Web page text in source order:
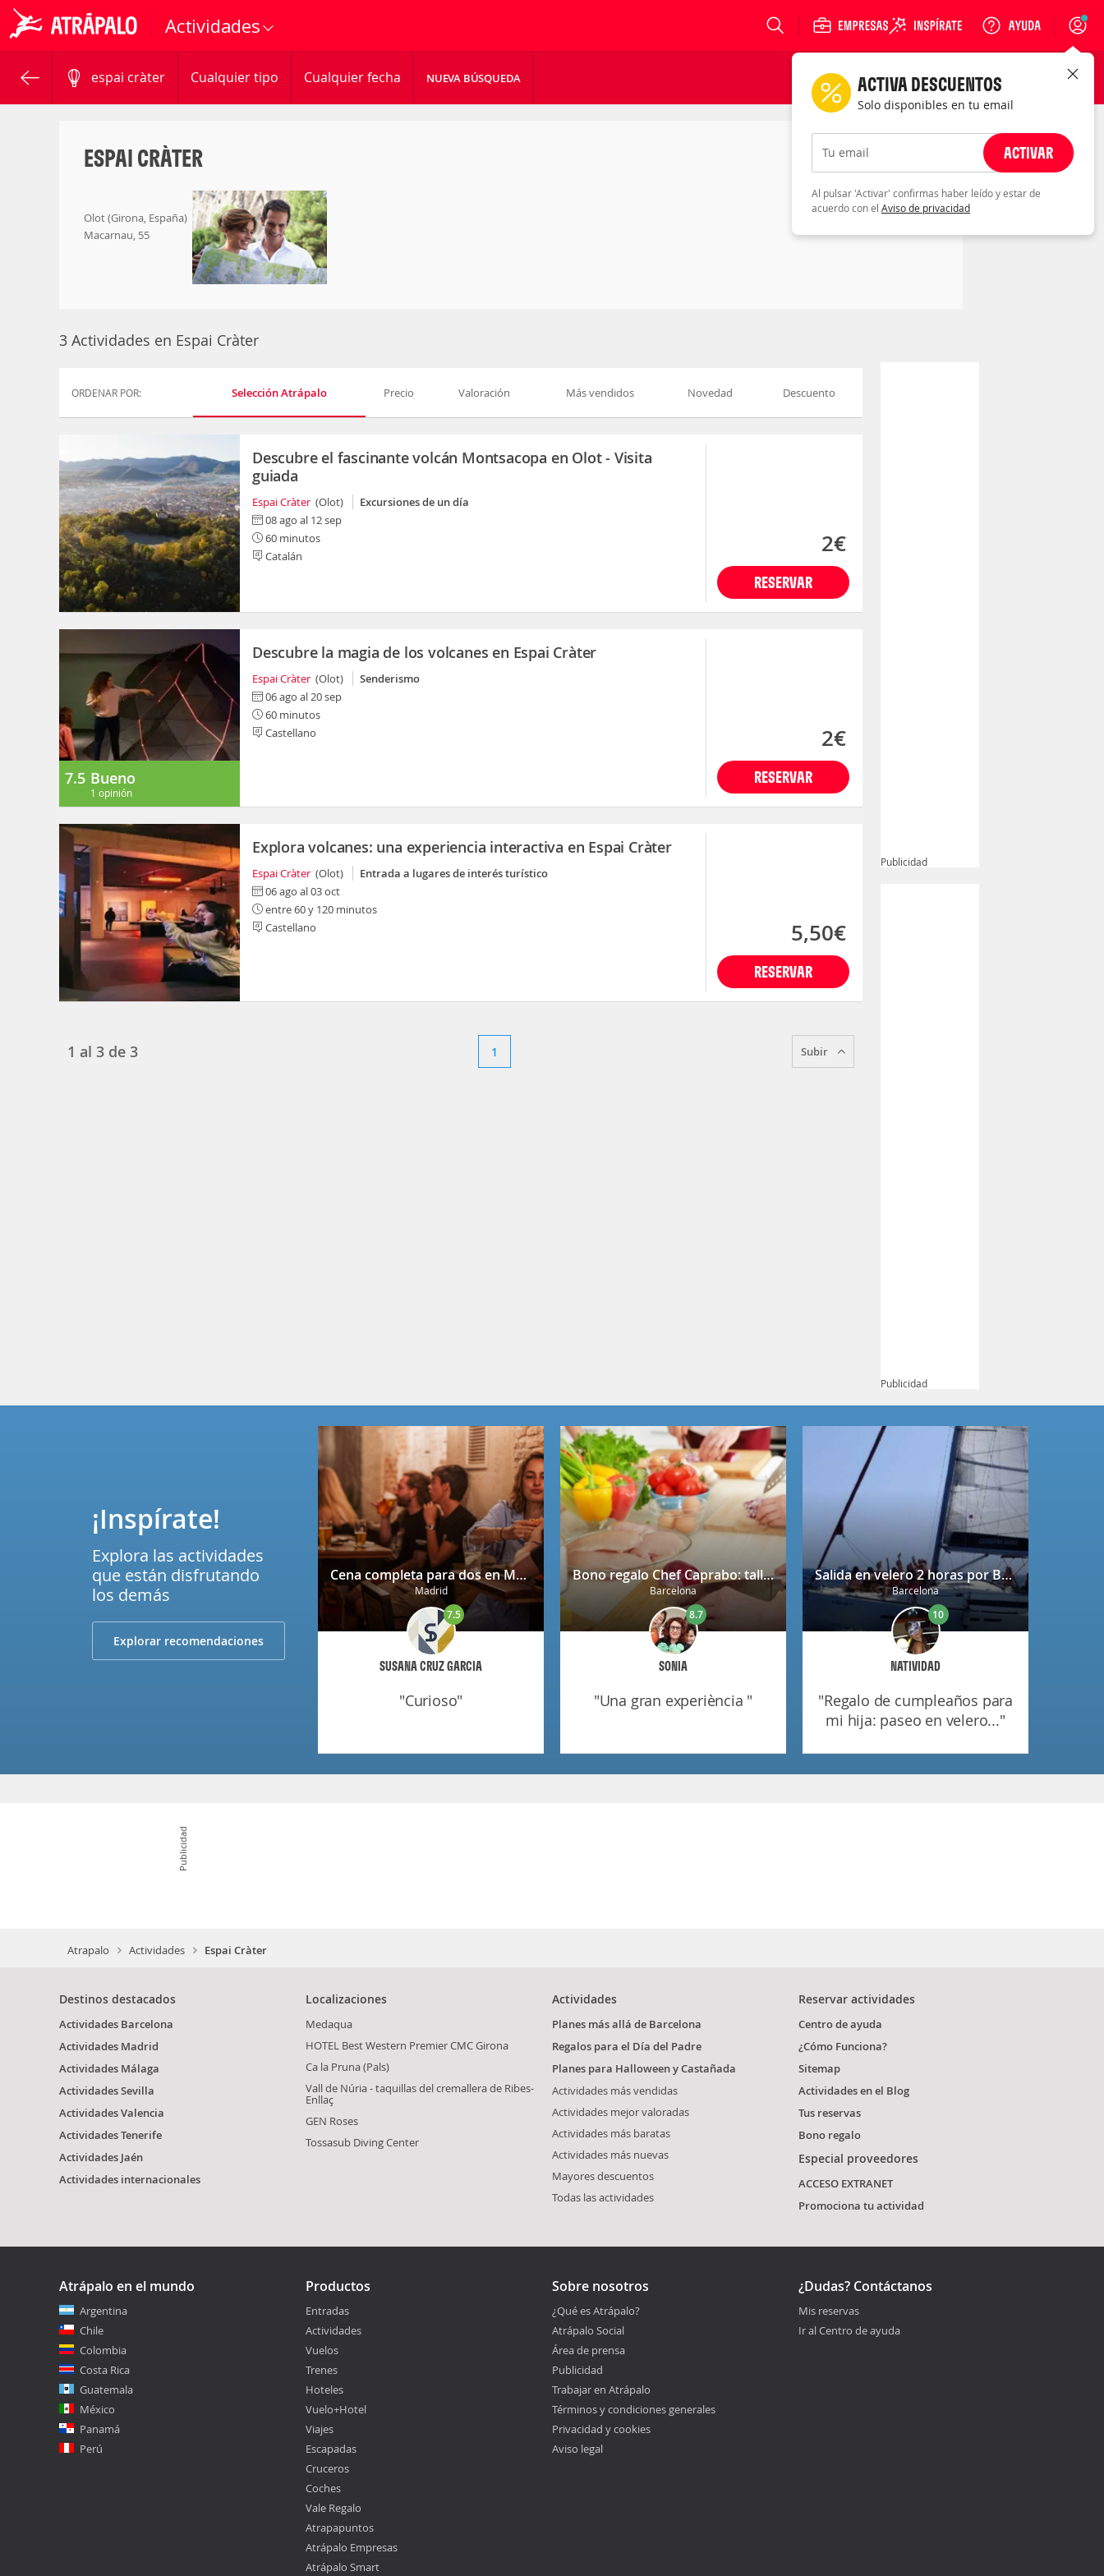
Actividades Login
espai cràter Cualquier tipo Cualquier fecha NUEVA BÚSQUEDA
ESPAI CRÀTER
Olot (Girona, España)
Macarnau, 55
3 Actividades en Espai Cràter
ORDENAR POR: Selección Atrápalo Precio Valoración Más vendidos Novedad Descuento
Descubre el fascinante volcán Montsacopa en Olot - Visita
guiada
Espai Cràter (Olot)
Excursiones de un día
08 ago al 12 sep
60 minutos
Catalán
RESERVAR
2€
7.5 Bueno
1 opinión
Descubre la magia de los volcanes en Espai Cràter
Espai Cràter (Olot)
Senderismo
06 ago al 20 sep
60 minutos
Castellano
RESERVAR
2€
Explora volcanes: una experiencia interactiva en Espai Cràter
Espai Cràter (Olot)
Entrada a lugares de interés turístico
06 ago al 03 oct
entre 60 y 120 minutos
Castellano
RESERVAR
5,50€
1 al 3 de 3 1 Subir
Publicidad
Publicidad
Cena completa para dos en Mendrugo con cerveza artesana incluida
Madrid
SUSANA CRUZ GARCIA
7.5
"curioso"
Bono regalo Chef Caprabo: taller de cocina a escoger con degustación
Barcelona
SONIA
8.7
"una gran experiència "
Salida en velero 2 horas por Barcelona
Barcelona
NATIVIDAD
10
"regalo de cumpleaños para
mi hija: paseo en velero..."
¡Inspírate!
Explora las actividades
que están disfrutando
los demás
Explorar recomendaciones
Publicidad
Atrapalo Actividades Espai Cràter
Destinos destacados
Actividades Barcelona
Actividades Madrid
Actividades Málaga
Actividades Sevilla
Actividades Valencia
Actividades Tenerife
Actividades Jaén
Actividades internacionales
Localizaciones
Medaqua
HOTEL Best Western Premier CMC Girona
Ca la Pruna (Pals)
Vall de Núria - taquillas del cremallera de Ribes-
Enllaç
GEN Roses
Tossasub Diving Center
Actividades
Planes más allá de Barcelona
Regalos para el Día del Padre
Planes para Halloween y Castañada
Actividades más vendidas
Actividades mejor valoradas
Actividades más baratas
Actividades más nuevas
Mayores descuentos
Todas las actividades
Reservar actividades
Centro de ayuda
¿Cómo Funciona?
Sitemap
Actividades en el Blog
Tus reservas
Bono regalo
Especial proveedores
ACCESO EXTRANET
Promociona tu actividad
Atrápalo en el mundo
Argentina
Chile
Colombia
Costa Rica
Guatemala
México
Panamá
Perú
Productos
Entradas
Actividades
Vuelos
Trenes
Hoteles
Vuelo+Hotel
Viajes
Escapadas
Cruceros
Coches
Vale Regalo
Atrapapuntos
Atrápalo Empresas
Atrápalo Smart
Sobre nosotros
¿Qué es Atrápalo?
Atrápalo Social
Área de prensa
Publicidad
Trabajar en Atrápalo
Términos y condiciones generales
Privacidad y cookies
Aviso legal
¿Dudas? Contáctanos
Mis reservas
Ir al Centro de ayuda
ACTIVA DESCUENTOS
Solo disponibles en tu email
Tu email ACTIVAR
Al pulsar 'Activar' confirmas haber leído y estar de
acuerdo con el Aviso de privacidad